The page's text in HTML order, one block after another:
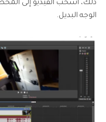
الوجه البديل.